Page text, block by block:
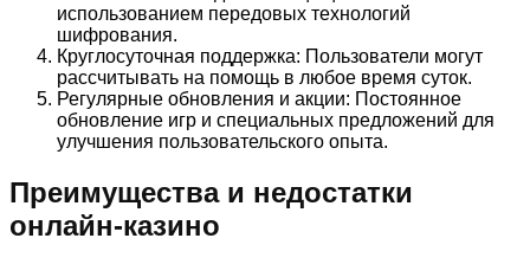
использованием передовых технологий
шифрования.
Круглосуточная поддержка: Пользователи могут
рассчитывать на помощь в любое время суток.
Регулярные обновления и акции: Постоянное
обновление игр и специальных предложений для
улучшения пользовательского опыта.
Преимущества и недостатки
онлайн-казино